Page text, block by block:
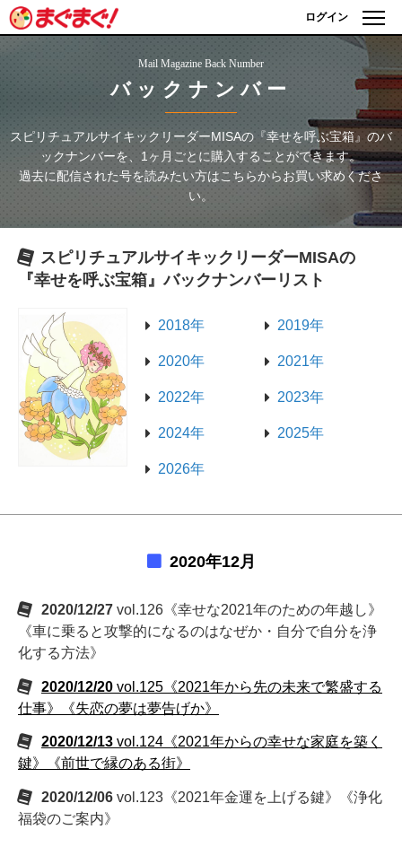
ログイン
Mail Magazine Back Number
バックナンバー
スピリチュアルサイキックリーダーMISAの『幸せを呼ぶ宝箱』 のバ
ックナンバーを、1ヶ月ごとに購入することができます。
過去に配信された号を読みたい方はこちらからお買い求めくださ
い。
スピリチュアルサイキックリーダーMISAの
『幸せを呼ぶ宝箱』バックナンバーリスト
2018年 2019年
2020年 2021年
2022年 2023年
2024年 2025年
2026年
2020年12月
2020/12/27 vol.126《幸せな2021年のための年越し》
《車に乗ると攻撃的になるのはなぜか・自分で自分を浄
化する方法》
2020/12/20 vol.125《2021年から先の未来で繁盛する
仕事》《失恋の夢は夢告げか》
2020/12/13 vol.124《2021年からの幸せな家庭を築く
鍵》《前世で縁のある街》
2020/12/06 vol.123《2021年金運を上げる鍵》《浄化
福袋のご案内》